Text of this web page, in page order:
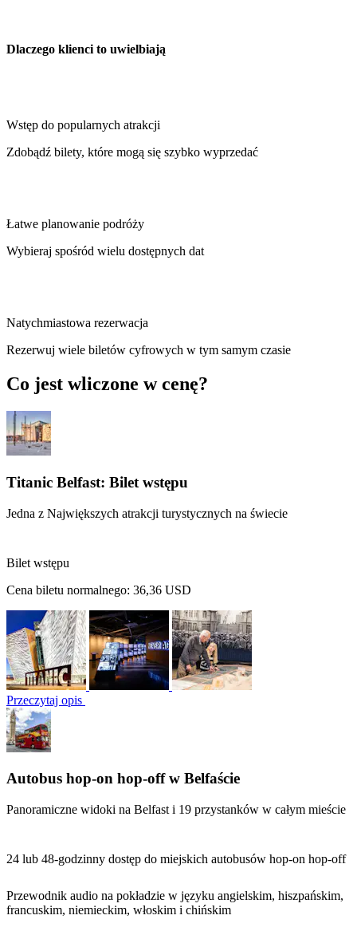
Dlaczego klienci to uwielbiają
Wstęp do popularnych atrakcji
Zdobądź bilety, które mogą się szybko wyprzedać
Łatwe planowanie podróży
Wybieraj spośród wielu dostępnych dat
Natychmiastowa rezerwacja
Rezerwuj wiele biletów cyfrowych w tym samym czasie
Co jest wliczone w cenę?
Titanic Belfast: Bilet wstępu
Jedna z Największych atrakcji turystycznych na świecie
Bilet wstępu
Cena biletu normalnego: 36,36 USD
Przeczytaj opis
Autobus hop-on hop-off w Belfaście
Panoramiczne widoki na Belfast i 19 przystanków w całym mieście
24 lub 48-godzinny dostęp do miejskich autobusów hop-on hop-off
Przewodnik audio na pokładzie w języku angielskim, hiszpańskim,
francuskim, niemieckim, włoskim i chińskim